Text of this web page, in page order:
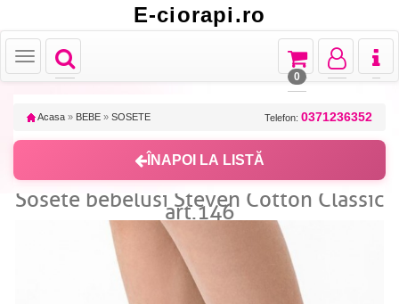
E-ciorapi.ro
Toggle
navigation
Toggle
Toggle
navigation
Toggle
navigation
Toggle
navigation
0
Acasa » BEBE » SOSETE Telefon: 0371236352
ÎNAPOI LA LISTĂ
Sosete bebelusi Steven Cotton Classic
art.146